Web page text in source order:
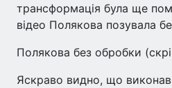
трансформація була ще
відео Полякова позувала
Полякова без обробки
Яскраво видно, що